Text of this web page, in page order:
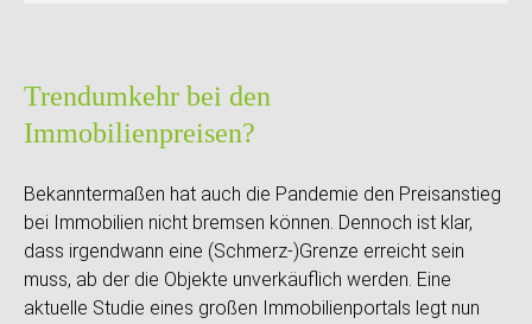
Trendumkehr bei den
Immobilienpreisen?
Bekanntermaßen hat auch die Pandemie den Preisanstieg
bei Immobilien nicht bremsen können. Dennoch ist klar,
dass irgendwann eine (Schmerz-)Grenze erreicht sein
muss, ab der die Objekte unverkäuflich werden. Eine
aktuelle Studie eines großen Immobilienportals legt nun